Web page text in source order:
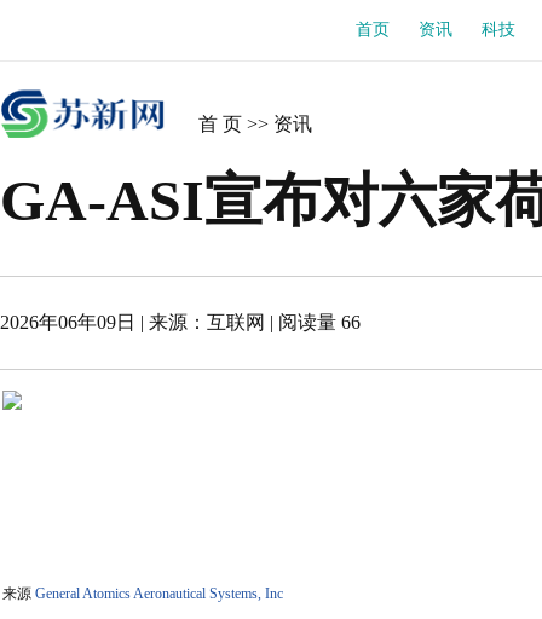
首页 资讯 科技
首 页 >> 资讯
GA-ASI宣布对六家
2026年06年09日 | 来源： 互联网 | 阅读量 66
来源 General Atomics Aeronautical Systems, Inc